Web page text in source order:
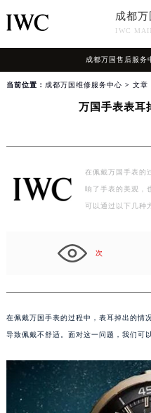
成都
IWC
成都万国售后服务
当前位置： 成都万国维修服务中心 > 文章
万国手表表耳
在佩戴万国手表的
响了手表的美观，
可以通过以下几种
次
在佩戴万国手表的过程中，表耳掉出的情
导致佩戴不舒适。面对这一问题，我们可